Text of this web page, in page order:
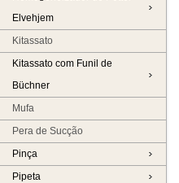
Elvehjem
Kitassato
Kitassato com Funil de
Büchner
Mufa
Pera de Sucção
Pinça
Pipeta